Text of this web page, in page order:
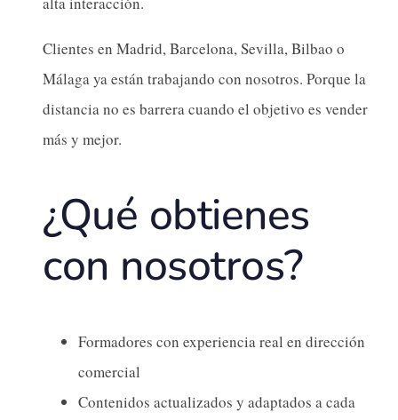
Clientes en Madrid, Barcelona, Sevilla, Bilbao o
Málaga ya están trabajando con nosotros. Porque la
distancia no es barrera cuando el objetivo es vender
más y mejor.
¿Qué obtienes
con nosotros?
Formadores con experiencia real en dirección
comercial
Contenidos actualizados y adaptados a cada